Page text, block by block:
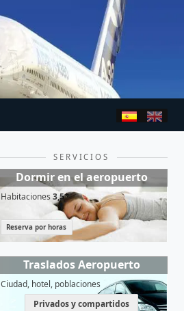
SERVICIOS
Dormir en el aeropuerto
Habitaciones3,5*
Reserva por horas
Traslados Aeropuerto
Ciudad, hotel, poblaciones
Privados y compartidos